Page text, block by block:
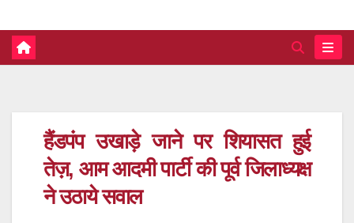
हैंडपंप उखाड़े जाने पर शियासत हुई
तेज़, आम आदमी पार्टी की पूर्व जिलाध्यक्ष
ने उठाये सवाल